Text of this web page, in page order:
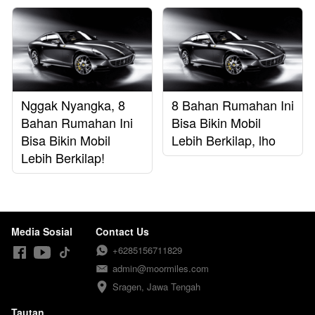
Nggak Nyangka, 8
Bahan Rumahan Ini
Bisa Bikin Mobil
Lebih Berkilap!
8 Bahan Rumahan Ini
Bisa Bikin Mobil
Lebih Berkilap, lho
Media Sosial Contact Us
+6285156711829
admin@moormiles.com
Sragen, Jawa Tengah
Tautan